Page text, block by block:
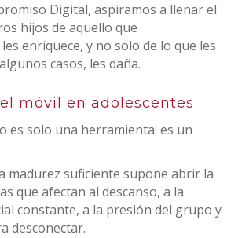
Digital, aspiramos a llenar el
hijos de aquello que
enriquece, y no solo de lo que les
casos, les daña.
móvil en adolescentes
es solo una herramienta: es un
madurez suficiente supone abrir la
que afectan al descanso, a la
constante, a la presión del grupo y
desconectar.